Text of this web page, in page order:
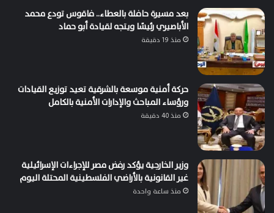
بعد مسيرة حافلة بالعطاء.. فاقوس تودع محمد
الأباصيري رئيسًا ويتجه لقيادة أبو حماد
منذ 19 دقيقة
حركة أمنية موسعة بالشرقية تعيد توزيع القيادات
ورؤساء المباحث والإدارات الأمنية بالكامل
منذ 40 دقيقة
وزير الخارجية يؤكد رفض مصر للإجراءات الإسرائيلية
غير القانونية بالأراضي الفلسطينية المحتلة اليوم
منذ ساعة واحدة